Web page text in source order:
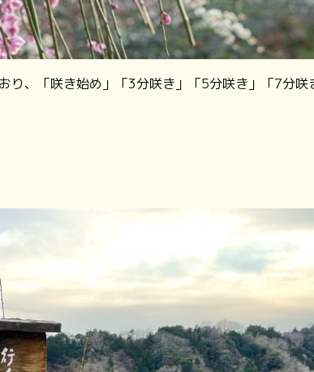
り、「咲き始め」「3分咲き」「5分咲き」「7分咲